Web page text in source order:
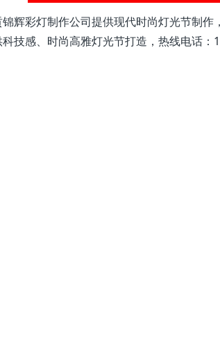
锦辉彩灯制作公司提供现代时尚灯光节制
技感、时尚高雅灯光节打造，热线电话：